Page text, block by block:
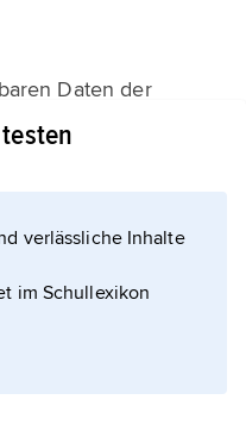
Daten der
Heimatort
Lukas 1, 26; 2,
verlässliche Inhalte
im Schullexikon